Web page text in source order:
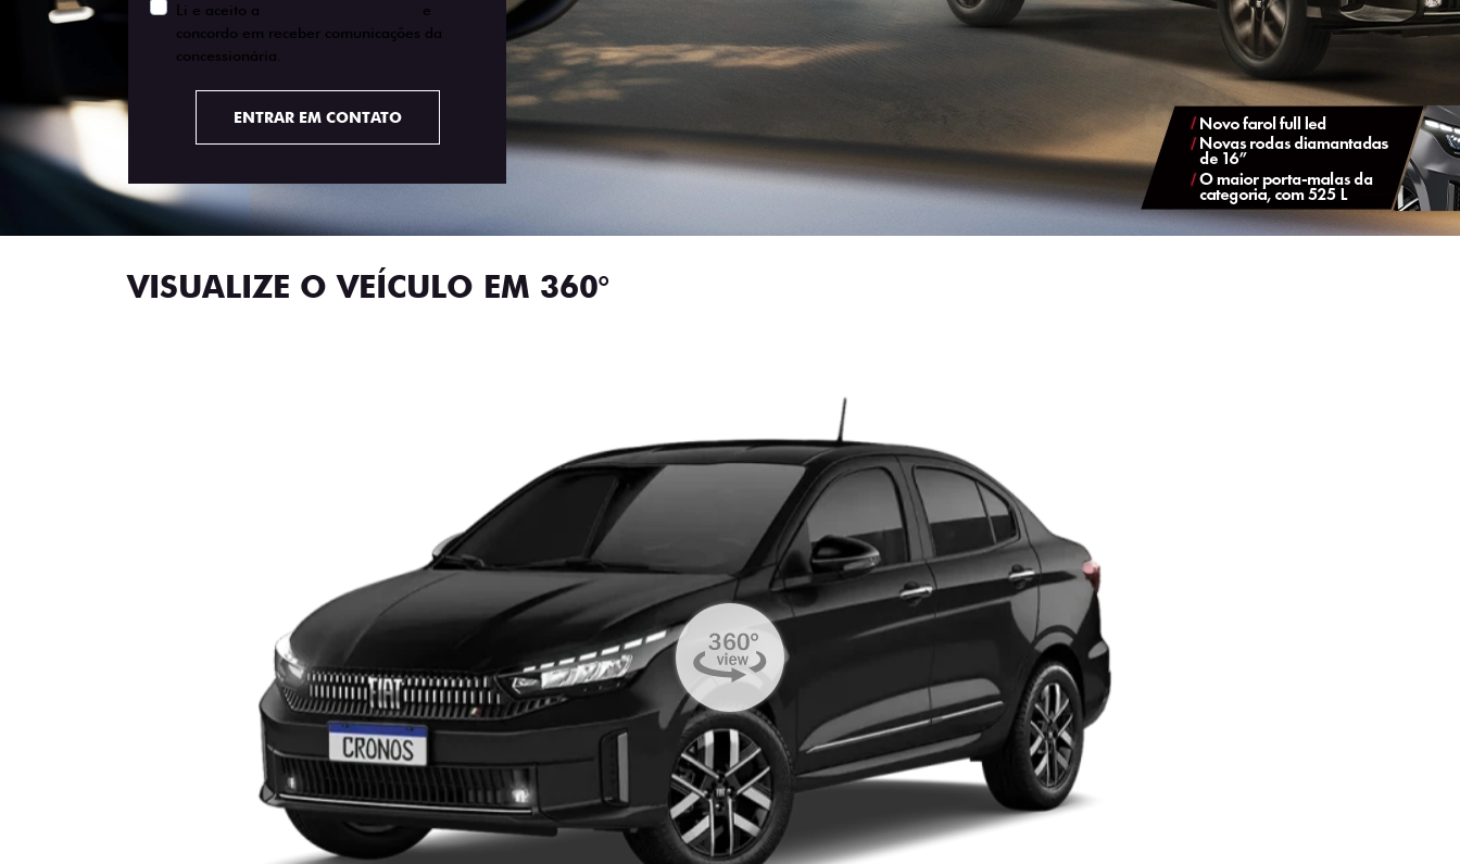
Li e aceito a
e
concordo em receber comunicações da
concessionária.
ENTRAR EM CONTATO
VISUALIZE O VEÍCULO EM 360°